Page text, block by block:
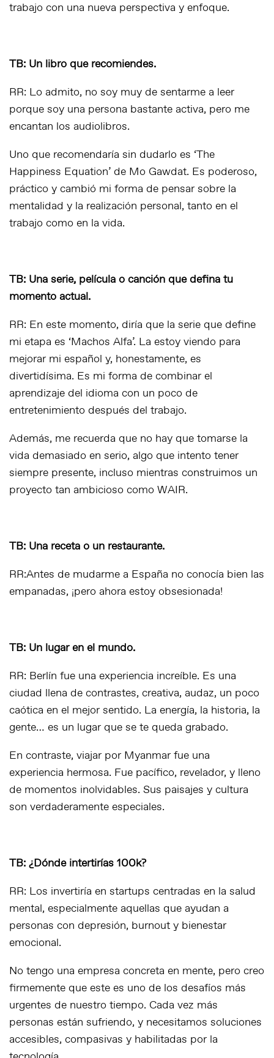
trabajo con una nueva perspectiva y enfoque.
TB: Un libro que recomiendes.
RR: Lo admito, no soy muy de sentarme a leer
porque soy una persona bastante activa, pero me
encantan los audiolibros.
Uno que recomendaría sin dudarlo es ‘The
Happiness Equation’ de Mo Gawdat. Es poderoso,
práctico y cambió mi forma de pensar sobre la
mentalidad y la realización personal, tanto en el
trabajo como en la vida.
TB: Una serie, película o canción que defina tu
momento actual.
RR: En este momento, diría que la serie que define
mi etapa es ‘Machos Alfa’. La estoy viendo para
mejorar mi español y, honestamente, es
divertidísima. Es mi forma de combinar el
aprendizaje del idioma con un poco de
entretenimiento después del trabajo.
Además, me recuerda que no hay que tomarse la
vida demasiado en serio, algo que intento tener
siempre presente, incluso mientras construimos un
proyecto tan ambicioso como WAIR.
TB: Una receta o un restaurante.
RR:Antes de mudarme a España no conocía bien las
empanadas, ¡pero ahora estoy obsesionada!
TB: Un lugar en el mundo.
RR: Berlín fue una experiencia increíble. Es una
ciudad llena de contrastes, creativa, audaz, un poco
caótica en el mejor sentido. La energía, la historia, la
gente… es un lugar que se te queda grabado.
En contraste, viajar por Myanmar fue una
experiencia hermosa. Fue pacífico, revelador, y lleno
de momentos inolvidables. Sus paisajes y cultura
son verdaderamente especiales.
TB: ¿Dónde intertirías 100k?
RR: Los invertiría en startups centradas en la salud
mental, especialmente aquellas que ayudan a
personas con depresión, burnout y bienestar
emocional.
No tengo una empresa concreta en mente, pero creo
firmemente que este es uno de los desafíos más
urgentes de nuestro tiempo. Cada vez más
personas están sufriendo, y necesitamos soluciones
accesibles, compasivas y habilitadas por la